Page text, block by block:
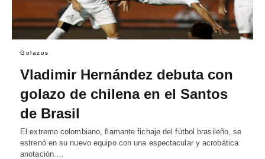
Golazos
Vladimir Hernández debuta con
golazo de chilena en el Santos
de Brasil
El extremo colombiano, flamante fichaje del fútbol brasileño, se
estrenó en su nuevo equipo con una espectacular y acrobática
anotación.…